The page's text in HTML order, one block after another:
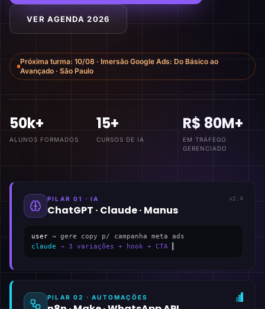
VER AGENDA 2026
Próxima turma: 10/08 · Imersão Google Ads: Do Básico ao
Avançado · São Paulo
50k+
ALUNOS FORMADOS
15+
CURSOS DE IA
R$ 80M+
EM TRÁFEGO
GERENCIADO
PILAR 01 · IA
ChatGPT · Claude · Manus
v2.4
user → gere copy p/ campanha meta ads
claude → 3 variações + hook + CTA
PILAR 02 · AUTOMAÇÕES